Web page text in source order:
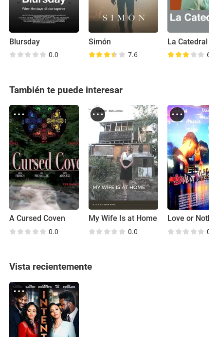
Blursday
0.0
Simón
7.6
La Catedral
6.7
También te puede interesar
A Cursed Coven
0.0
My Wife Is at Home
0.0 0.0
Vista recientemente